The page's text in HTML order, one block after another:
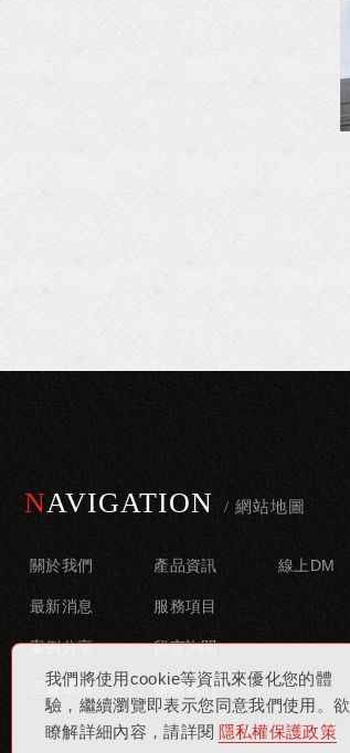
我們將使用cookie等資訊來優化您的體
驗，繼續瀏覽即表示您同意我們使用。欲
瞭解詳細內容，請詳閱 隱私權保護政策
NAVIGATION
關於我們
最新消息
案例分享
工廠環境
產品資訊
服務項目
留言詢問
聯絡我們
線上DM